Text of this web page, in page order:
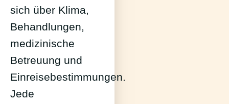
sich über Klima,
Behandlungen,
medizinische
Betreuung und
Einreisebestimmungen.
Jede